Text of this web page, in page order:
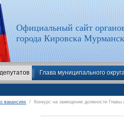
Официальный сайт
города Кировска
Глава муниципального
вакансиях / Конкурс на замещение должности Главы